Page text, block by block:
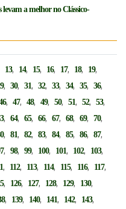
a melhor no Clássico-
13, 14, 15, 16, 17, 18, 19,
,30,31,32,33,34,35,36,
,47,48,49,50,51,52,53,
,64,65,66,67,68,69,70,
,81,82,83,84,85,86,87,
,98,99, 100, 101, 102, 103,
, 112, 113, 114, 115, 116, 117,
, 126, 127, 128, 129, 130,
, 139, 140, 141, 142, 143,